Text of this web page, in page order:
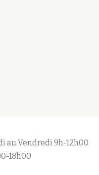
au Vendredi 9h-12h00
18h00